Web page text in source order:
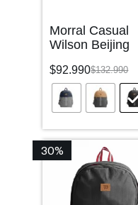
Morral Casual
Wilson Beijing
$132.990
$92.990
30%